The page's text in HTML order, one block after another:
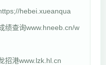
hebei.xueanqua
绩查询www.hneeb.cn/w
招港www.lzk.hl.cn